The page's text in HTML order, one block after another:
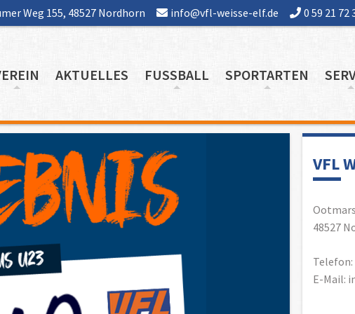
Weg 155, 48527 Nordhorn info@vfl-weisse-elf.de 0 59 21 72
AKTUELLES FUSSBALL SPORTARTEN
VFL
48527
Telefon:
E-Mail: